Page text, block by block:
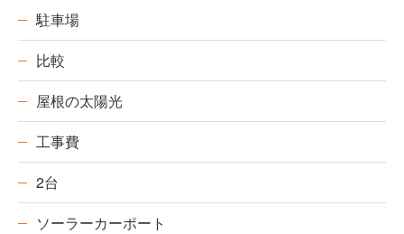
駐車場
比較
屋根の太陽光
工事費
2台
ソーラーカーポート